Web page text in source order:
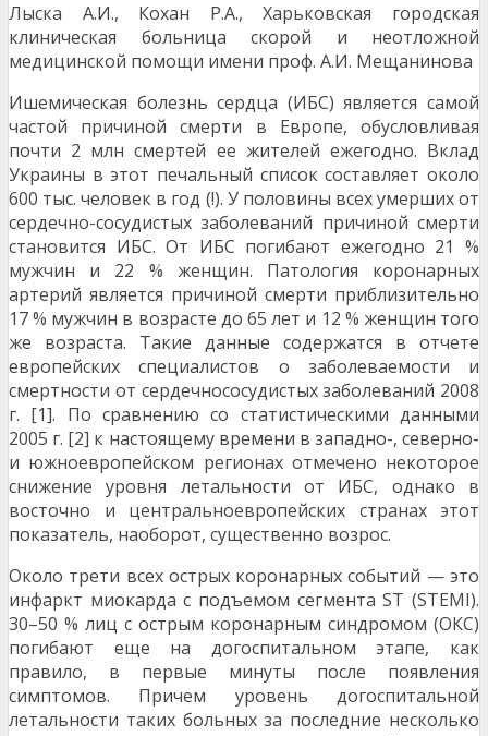
Лыска А.И., Кохан Р.А., Харьковская городская
клиническая больница скорой и неотложной
медицинской помощи имени проф. А.И. Мещанинова
Ишемическая болезнь сердца (ИБС) является самой
частой причиной смерти в Европе, обусловливая
почти 2 млн смертей ее жителей ежегодно. Вклад
Украины в этот печальный список составляет около
600 тыс. человек в год (!). У половины всех умерших от
сердечно-сосудистых заболеваний причиной смерти
становится ИБС. От ИБС погибают ежегодно 21 %
мужчин и 22 % женщин. Патология коронарных
артерий является причиной смерти приблизительно
17 % мужчин в возрасте до 65 лет и 12 % женщин того
же возраста. Такие данные содержатся в отчете
европейских специалистов о заболеваемости и
смертности от сердечнососудистых заболеваний 2008
г. [1]. По сравнению со статистическими данными
2005 г. [2] к настоящему времени в западно-, северно-
и южноевропейском регионах отмечено некоторое
снижение уровня летальности от ИБС, однако в
восточно и центральноевропейских странах этот
показатель, наоборот, существенно возрос.
Около трети всех острых коронарных событий — это
инфаркт миокарда с подъемом сегмента ST (STEMI).
30–50 % лиц с острым коронарным синдромом (ОКС)
погибают еще на догоспитальном этапе, как
правило, в первые минуты после появления
симптомов. Причем уровень догоспитальной
летальности таких больных за последние несколько